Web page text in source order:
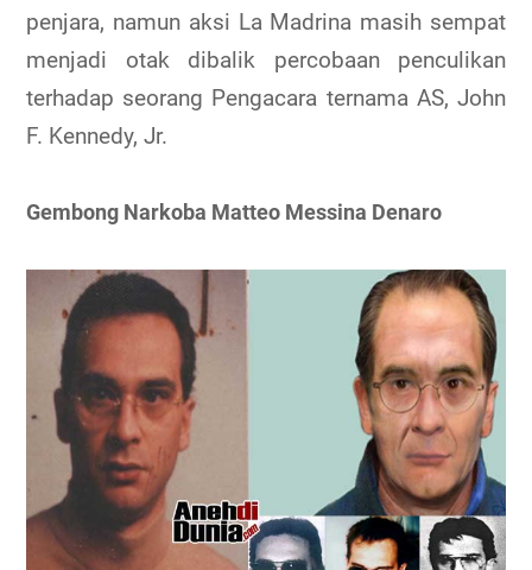
penjara, namun aksi La Madrina masih sempat
menjadi otak dibalik percobaan penculikan
terhadap seorang Pengacara ternama AS, John
F. Kennedy, Jr.
Gembong Narkoba Matteo Messina Denaro